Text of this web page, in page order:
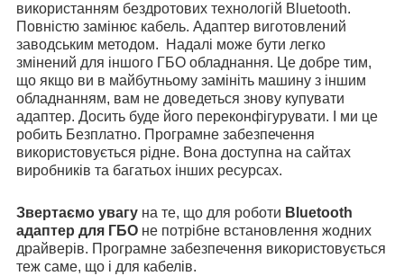
використанням бездротових технологій Bluetooth.
Повністю замінює кабель. Адаптер виготовлений
заводським методом. Надалі може бути легко
змінений для іншого ГБО обладнання. Це добре тим,
що якщо ви в майбутньому замініть машину з іншим
обладнанням, вам не доведеться знову купувати
адаптер. Досить буде його переконфігурувати. І ми це
робить Безплатно. Програмне забезпечення
використовується рідне. Вона доступна на сайтах
виробників та багатьох інших ресурсах.
Звертаємо увагу на те, що для роботи Bluetooth
адаптер для ГБО не потрібне встановлення жодних
драйверів. Програмне забезпечення використовується
теж саме, що і для кабелів.